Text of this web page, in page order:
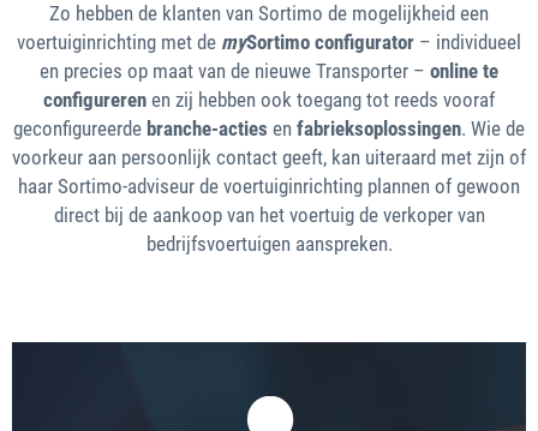
Zo hebben de klanten van Sortimo de mogelijkheid een
voertuiginrichting met de mySortimo configurator – individueel
en precies op maat van de nieuwe Transporter – online te
configureren en zij hebben ook toegang tot reeds vooraf
geconfigureerde branche-acties en fabrieksoplossingen. Wie de
voorkeur aan persoonlijk contact geeft, kan uiteraard met zijn of
haar Sortimo-adviseur de voertuiginrichting plannen of gewoon
direct bij de aankoop van het voertuig de verkoper van
bedrijfsvoertuigen aanspreken.